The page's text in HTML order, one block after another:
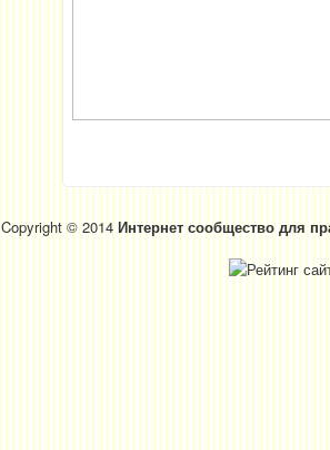
Copyright © 2014 Интернет сообщество для